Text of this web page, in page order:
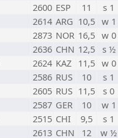
2600 ESP 11
s 1
2614 ARG 10,5 w 1
2873 NOR 16,5 w 0
2636 CHN 12,5
s ½
2624 KAZ 11,5 w 0
2586 RUS 10
s 1
2605 RUS 11,5
s 0
2587 GER 10
w 1
2515 CHI 9,5
s 1
2613 CHN 12
w ½